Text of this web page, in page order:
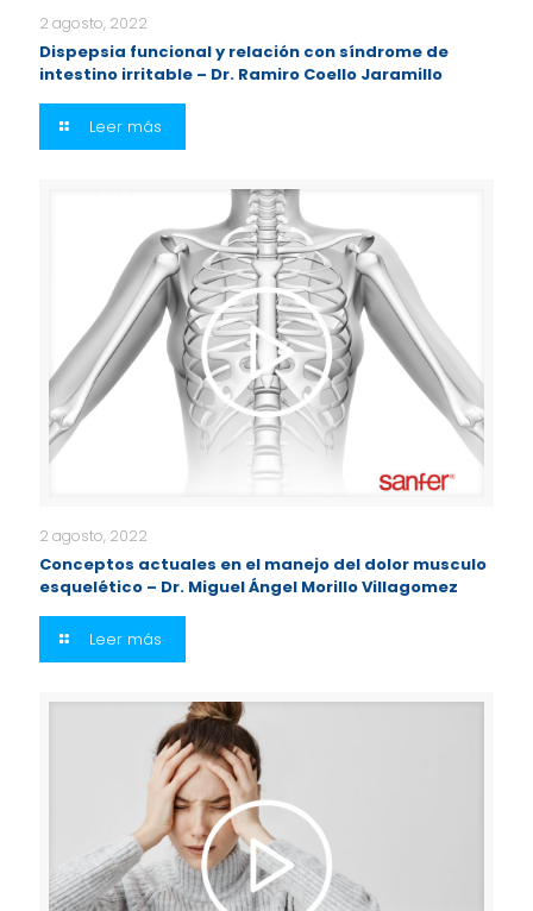
2 agosto, 2022
Dispepsia funcional y relación con síndrome de
intestino irritable – Dr. Ramiro Coello Jaramillo
Leer más
2 agosto, 2022
Conceptos actuales en el manejo del dolor musculo
esquelético – Dr. Miguel Ángel Morillo Villagomez
Leer más